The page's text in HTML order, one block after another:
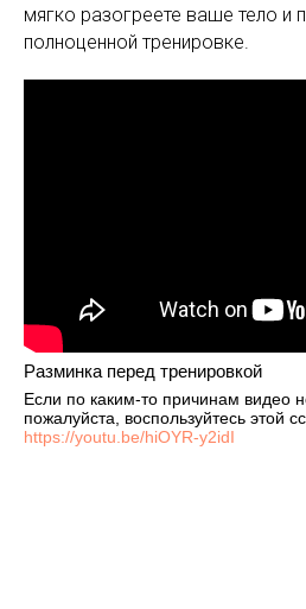
мягко разогреете ваше тело и
полноценной тренировке.
Разминка перед тренировкой
Если по каким-то причинам видео
пожалуйста, воспользуйтесь этой
https://youtu.be/hiOYR-y2idI